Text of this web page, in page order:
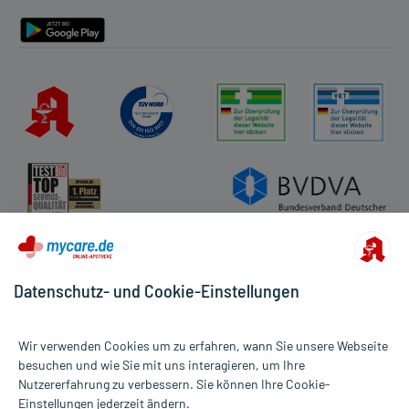
Alle Preise gelten inkl. MwSt., ggf. zzgl. Versandkosten
Datenschutz- und Cookie-Einstellungen
Wir verwenden Cookies um zu erfahren, wann Sie unsere Webseite
besuchen und wie Sie mit uns interagieren, um Ihre
Nutzererfahrung zu verbessern. Sie können Ihre Cookie-
Einstellungen jederzeit ändern.